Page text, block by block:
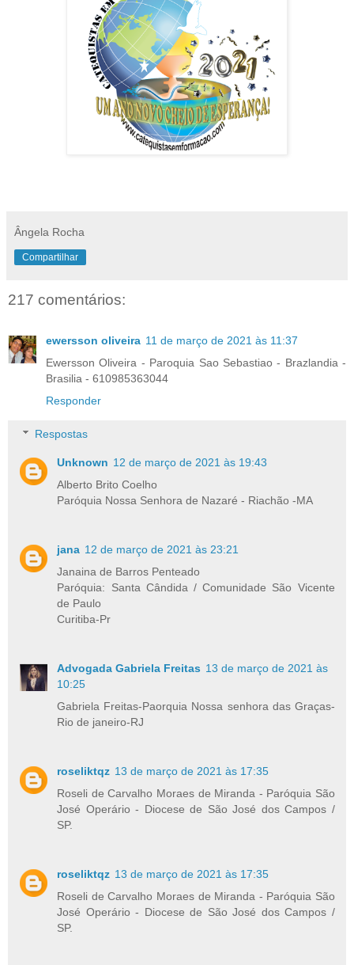
Ângela Rocha
Compartilhar
217 comentários:
ewersson oliveira 11 de março de 2021 às 11:37
Ewersson Oliveira - Paroquia Sao Sebastiao - Brazlandia -
Brasilia - 610985363044
Responder
Respostas
Unknown 12 de março de 2021 às 19:43
Alberto Brito Coelho
Paróquia Nossa Senhora de Nazaré - Riachão -MA
jana 12 de março de 2021 às 23:21
Janaina de Barros Penteado
Paróquia: Santa Cândida / Comunidade São Vicente
de Paulo
Curitiba-Pr
Advogada Gabriela Freitas 13 de março de 2021 às
10:25
Gabriela Freitas-Paorquia Nossa senhora das Graças-
Rio de janeiro-RJ
roseliktqz 13 de março de 2021 às 17:35
Roseli de Carvalho Moraes de Miranda - Paróquia São
José Operário - Diocese de São José dos Campos /
SP.
roseliktqz 13 de março de 2021 às 17:35
Roseli de Carvalho Moraes de Miranda - Paróquia São
José Operário - Diocese de São José dos Campos /
SP.